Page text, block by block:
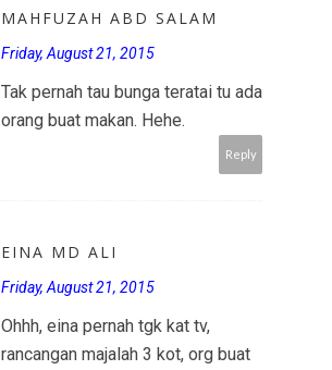
MAHFUZAH ABD SALAM
Friday, August 21, 2015
Tak pernah tau bunga teratai tu ada
orang buat makan. Hehe.
Reply
EINA MD ALI
Friday, August 21, 2015
Ohhh, eina pernah tgk kat tv,
rancangan majalah 3 kot, org buat